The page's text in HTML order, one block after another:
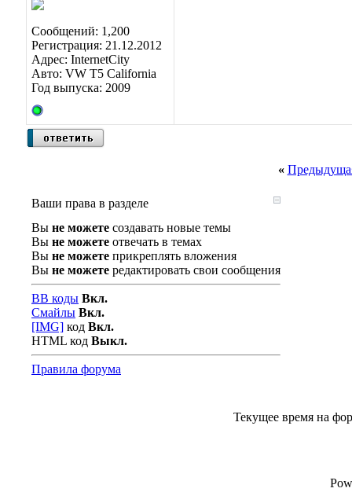
Сообщений: 1,200
Регистрация: 21.12.2012
Адрес: InternetCity
Авто: VW T5 California
Год выпуска: 2009
«
Ваши права в разделе
Вы не можете создавать новые темы
Вы не можете отвечать в темах
Вы не можете прикреплять вложения
Вы не можете редактировать свои сообщения
BB коды Вкл.
Смайлы Вкл.
[IMG] код Вкл.
HTML код Выкл.
Правила форума
Текущее время на